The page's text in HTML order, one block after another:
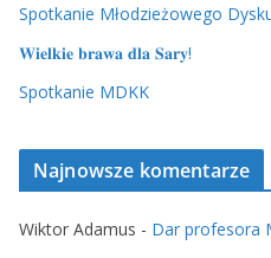
Spotkanie Młodzieżowego
𝐖𝐢𝐞𝐥𝐤𝐢𝐞 𝐛𝐫𝐚𝐰𝐚 𝐝𝐥𝐚 𝐒𝐚𝐫𝐲!
Spotkanie MDKK
Najnowsze komentarze
Wiktor Adamus - Dar profesora